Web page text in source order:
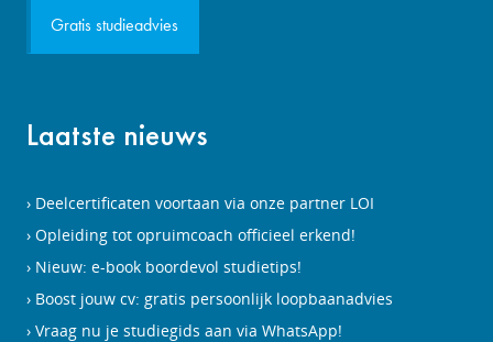
Gratis studieadvies
Laatste nieuws
Deelcertificaten voortaan via onze partner LOI
Opleiding tot opruimcoach officieel erkend!
Nieuw: e-book boordevol studietips!
Boost jouw cv: gratis persoonlijk loopbaanadvies
Vraag nu je studiegids aan via WhatsApp!